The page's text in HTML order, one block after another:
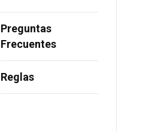
Preguntas
Frecuentes
Reglas